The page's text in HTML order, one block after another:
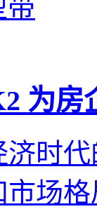
为房
济时
市场